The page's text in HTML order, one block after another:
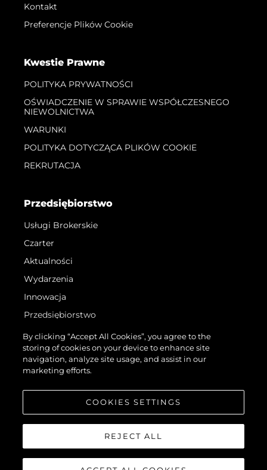
Kontakt
Preferencje Plików Cookie
Kwestie Prawne
POLITYKA PRYWATNOŚCI
OŚWIADCZENIE W SPRAWIE WSPÓŁCZESNEGO
NIEWOLNICTWA
WARUNKI
POLITYKA DOTYCZĄCA PLIKÓW COOKIE
REKRUTACJA
Przedsiębiorstwo
Usługi Brokerskie
Czarter
Aktualności
Wydarzenia
Innowacja
Przedsiębiorstwo
Zespół
Styl Życia
Tradycja
By clicking “Accept All Cookies”, you agree to the
storing of cookies on your device to enhance site
navigation, analyze site usage, and assist in our
marketing efforts.
COOKIES SETTINGS
REJECT ALL